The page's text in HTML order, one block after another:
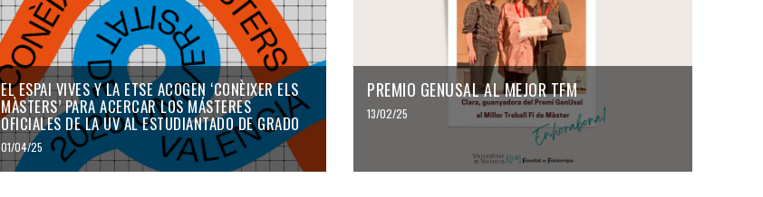
EL ESPAI VIVES Y LA ETSE ACOGEN ‘CONÈIXER ELS
MÀSTERS’ PARA ACERCAR LOS MÁSTERES
OFICIALES DE LA UV AL ESTUDIANTADO DE GRADO
01/04/25
PREMIO GENUSAL AL MEJOR TFM
13/02/25